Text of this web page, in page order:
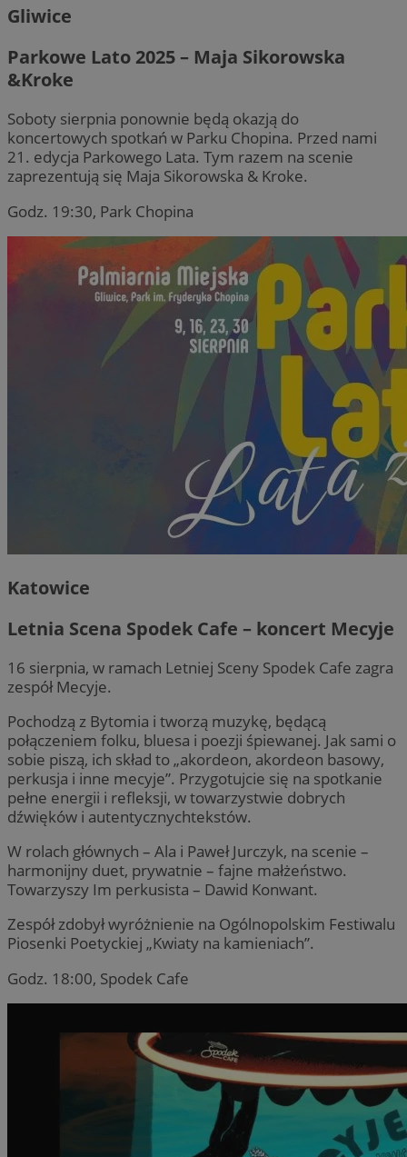
Gliwice
Parkowe Lato 2025 – Maja Sikorowska
&Kroke
Soboty sierpnia ponownie będą okazją do
koncertowych spotkań w Parku Chopina. Przed nami
21. edycja Parkowego Lata. Tym razem na scenie
zaprezentują się Maja Sikorowska & Kroke.
Godz. 19:30, Park Chopina
Katowice
Letnia Scena Spodek Cafe – koncert Mecyje
16 sierpnia, w ramach Letniej Sceny Spodek Cafe zagra
zespół Mecyje.
Pochodzą z Bytomia i tworzą muzykę, będącą
połączeniem folku, bluesa i poezji śpiewanej. Jak sami o
sobie piszą, ich skład to „akordeon, akordeon basowy,
perkusja i inne mecyje”. Przygotujcie się na spotkanie
pełne energii i refleksji, w towarzystwie dobrych
dźwięków i autentycznychtekstów.
W rolach głównych – Ala i Paweł Jurczyk, na scenie –
harmonijny duet, prywatnie – fajne małżeństwo.
Towarzyszy Im perkusista – Dawid Konwant.
Zespół zdobył wyróżnienie na Ogólnopolskim Festiwalu
Piosenki Poetyckiej „Kwiaty na kamieniach”.
Godz. 18:00, Spodek Cafe